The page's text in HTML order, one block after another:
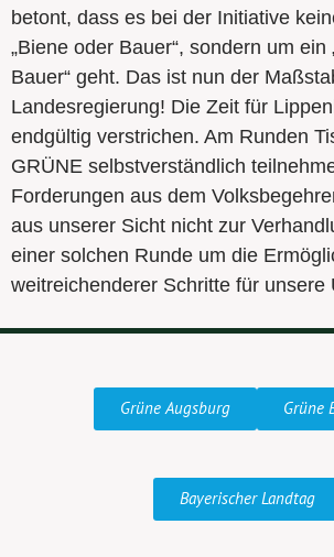
betont, dass es bei der Initiative
„Biene oder Bauer“, sondern um ein
Bauer“ geht. Das ist nun der
Landesregierung! Die Zeit für
endgültig verstrichen. Am Runden
GRÜNE selbstverständlich
Forderungen aus dem
aus unserer Sicht nicht zur
einer solchen Runde um die
weitreichenderer Schritte für unsere
Grüne Augsburg Grüne
Bayerischer Landtag